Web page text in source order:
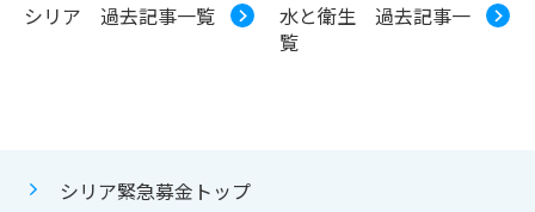
シリア 過去記事一覧
水と衛生 過去記事一
覧
シリア緊急募金トップ